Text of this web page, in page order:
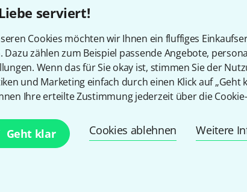
serviert!
Cookies möchten wir Ihnen ein fluffiges
Dazu zählen zum Beispiel passende Angebote,
Wenn das für Sie okay ist, stimmen Sie der
und Marketing einfach durch einen Klick auf „Geht
Ihre erteilte Zustimmung jederzeit über die
Geht klar Cookies ablehnen Weitere
4.5/ 5